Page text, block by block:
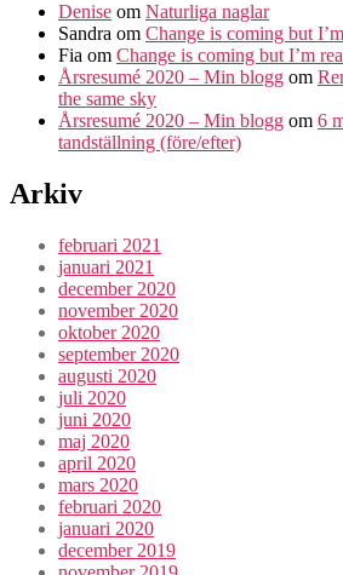
Denise om Naturliga naglar
Sandra om Change is coming but
Fia om Change is coming but I’m
Årsresumé 2020 – Min blogg om
the same sky
Årsresumé 2020 – Min blogg om 6
tandställning (före/efter)
Arkiv
februari 2021
januari 2021
december 2020
november 2020
oktober 2020
september 2020
augusti 2020
juli 2020
juni 2020
maj 2020
april 2020
mars 2020
februari 2020
januari 2020
december 2019